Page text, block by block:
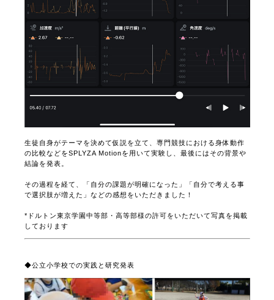
の比較などをSPLYZA Motionを用いて実験し、最後にはその背景や
結論を発表。
で選択肢が増えた」などの感想をいただきました！
*ドルトン東京学園中等部・高等部様の許可をいただいて写真を掲載
しております